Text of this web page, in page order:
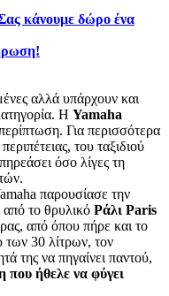
κάνουμε δώρο ένα
αλλά υπάρχουν και
Η Yamaha
Για περισσότερα
του ταξιδιού
όσο λίγες τη
παρουσίασε την
το θρυλικό Ράλι Paris
από όπου πήρε και το
των 30 λίτρων, τον
της να πηγαίνει παντού,
που ήθελε να φύγει